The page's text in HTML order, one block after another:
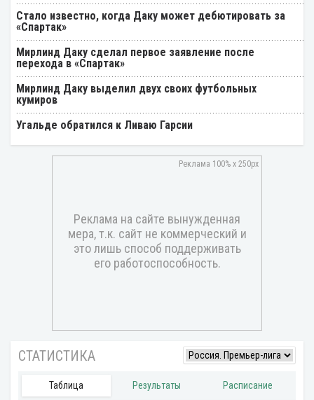
Стало известно, когда Даку может дебютировать за
«Спартак»
Мирлинд Даку сделал первое заявление после
перехода в «Спартак»
Мирлинд Даку выделил двух своих футбольных
кумиров
Угальде обратился к Ливаю Гарсии